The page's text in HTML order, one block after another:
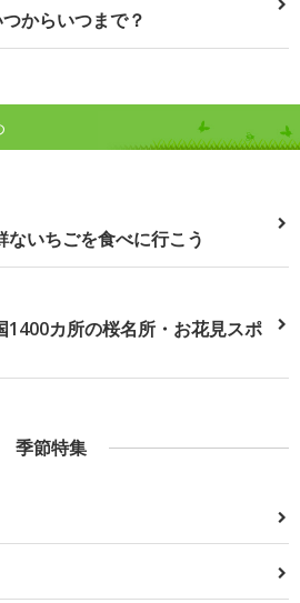
からいつまで？
いちごを食べに行こう
1400カ所の桜名所・お花見スポ
季節特集